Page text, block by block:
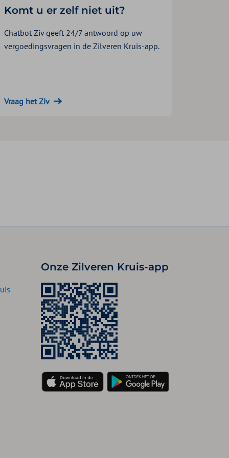
Komt u er zelf niet uit?
Chatbot Ziv geeft 24/7 antwoord op uw
vergoedingsvragen in de Zilveren Kruis-app.
Vraag het Ziv
Onze Zilveren Kruis-app